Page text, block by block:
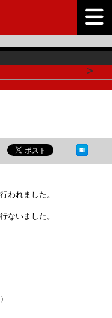
>
われました。
ないました。